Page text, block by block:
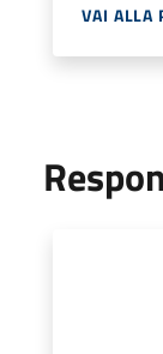
VAI ALLA